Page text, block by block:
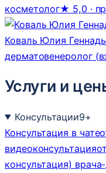
косметолог★ 5,0 ·
Коваль Юлия
дерматовенеролог
Услуги и
Консультации9+
Консультация в чате
видеоконсультация
консультация)